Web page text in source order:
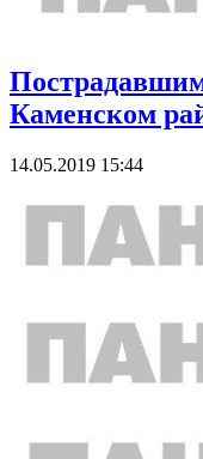
Каменском
14.05.2019 15:44